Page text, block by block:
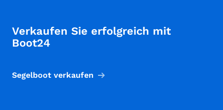
Verkaufen Sie erfolgreich mit
Boot24
Segelboot verkaufen